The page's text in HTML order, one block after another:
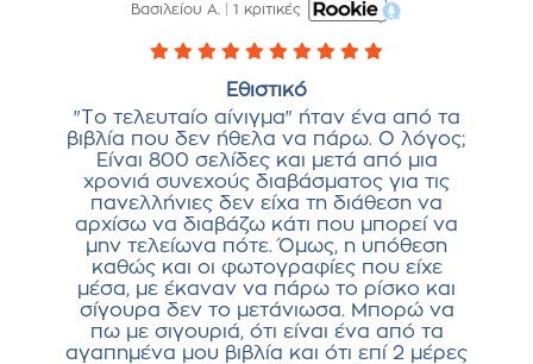
Βασιλείου Α. |1 κριτικές
Εθιστικό
"Το τελευταίο αίνιγμα" ήταν ένα από τα
βιβλία που δεν ήθελα να πάρω. Ο λόγος;
Είναι 800 σελίδες και μετά από μια
χρονιά συνεχούς διαβάσματος για τις
πανελλήνιες δεν είχα τη διάθεση να
αρχίσω να διαβάζω κάτι που μπορεί να
μην τελείωνα πότε. Όμως, η υπόθεση
καθώς και οι φωτογραφίες που είχε
μέσα, με έκαναν να πάρω το ρίσκο και
σίγουρα δεν το μετάνιωσα. Μπορώ να
πω με σιγουριά, ότι είναι ένα από τα
αγαπημένα μου βιβλία και ότι επί 2 μέρες